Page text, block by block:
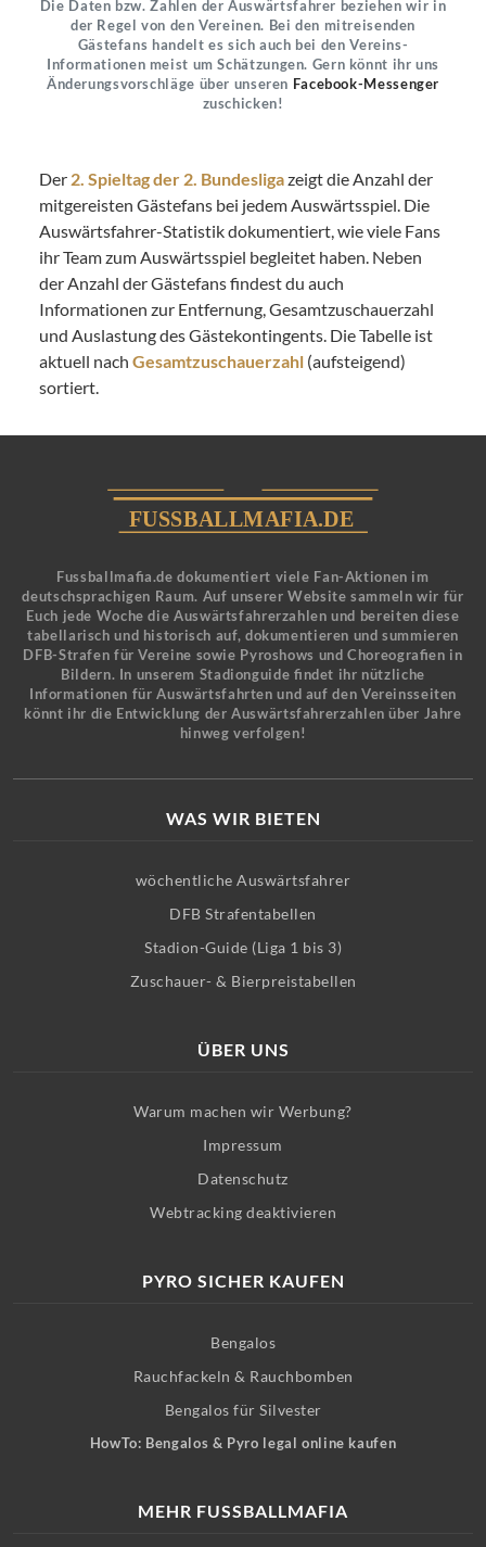
Die Daten bzw. Zahlen der Auswärtsfahrer beziehen wir in
der Regel von den Vereinen. Bei den mitreisenden
Gästefans handelt es sich auch bei den Vereins-
Informationen meist um Schätzungen. Gern könnt ihr uns
Änderungsvorschläge über unseren Facebook-Messenger
zuschicken!
Der 2. Spieltag der 2. Bundesligazeigt die Anzahl der
mitgereisten Gästefans bei jedem Auswärtsspiel. Die
Auswärtsfahrer-Statistik dokumentiert, wie viele Fans
ihr Team zum Auswärtsspiel begleitet haben. Neben
der Anzahl der Gästefans findest du auch
Informationen zur Entfernung, Gesamtzuschauerzahl
und Auslastung des Gästekontingents. Die Tabelle ist
aktuell nach Gesamtzuschauerzahl (aufsteigend)
sortiert.
Fussballmafia.de dokumentiert viele Fan-Aktionen im
deutschsprachigen Raum. Auf unserer Website sammeln wir für
Euch jede Woche die Auswärtsfahrerzahlen und bereiten diese
tabellarisch und historisch auf, dokumentieren und summieren
DFB-Strafen für Vereine sowie Pyroshows und Choreografien in
Bildern. In unserem Stadionguide findet ihr nützliche
Informationen für Auswärtsfahrten und auf den Vereinsseiten
könnt ihr die Entwicklung der Auswärtsfahrerzahlen über Jahre
hinweg verfolgen!
WAS WIR BIETEN
wöchentliche Auswärtsfahrer
DFB Strafentabellen
Stadion-Guide (Liga 1 bis 3)
Zuschauer- & Bierpreistabellen
ÜBER UNS
Warum machen wir Werbung?
Impressum
Datenschutz
Webtracking deaktivieren
PYRO SICHER KAUFEN
Bengalos
Rauchfackeln & Rauchbomben
Bengalos für Silvester
HowTo: Bengalos & Pyro legal online kaufen
MEHR FUSSBALLMAFIA